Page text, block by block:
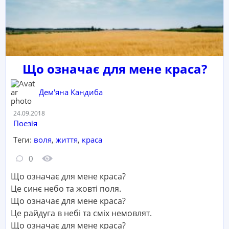
Що означає для мене краса?
Дем'яна Кандиба
Дата:
24.09.2018
Категорія:
Поезія
Теги: воля, життя, краса
Кількість коментарів:
0 Кількість переглядів:
Що означає для мене краса?
Це синє небо та жовті поля.
Що означає для мене краса?
Це райдуга в небі та сміх немовлят.
Що означає для мене краса?